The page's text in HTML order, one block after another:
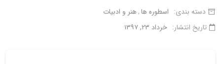
دسته بندی: اسطوره ها هنر و ادبیات
تاریخ انتشار: خرداد ۲۳, ۱۳۹۷